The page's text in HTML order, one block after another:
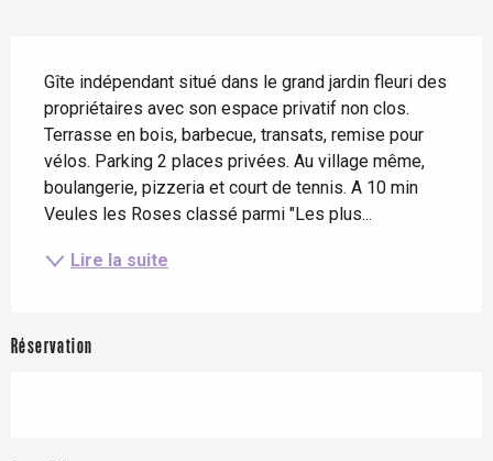
Gîte indépendant situé dans le grand jardin fleuri des
propriétaires avec son espace privatif non clos.
Terrasse en bois, barbecue, transats, remise pour
vélos. Parking 2 places privées. Au village même,
boulangerie, pizzeria et court de tennis. A 10 min
Veules les Roses classé parmi "Les plus...
Lire la suite
Réservation